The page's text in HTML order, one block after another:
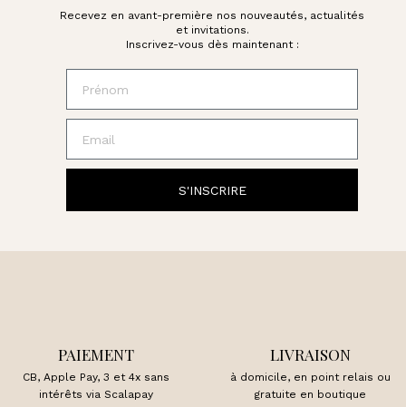
Recevez en avant-première nos nouveautés, actualités
et invitations.
Inscrivez-vous dès maintenant :
S'INSCRIRE
PAIEMENT
CB, Apple Pay, 3 et 4x sans
intérêts via Scalapay
LIVRAISON
à domicile, en point relais ou
gratuite en boutique